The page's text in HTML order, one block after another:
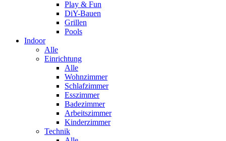
Play & Fun
DiY-Bauen
Grillen
Pools
Indoor
Alle
Einrichtung
Alle
Wohnzimmer
Schlafzimmer
Esszimmer
Badezimmer
Arbeitszimmer
Kinderzimmer
Technik